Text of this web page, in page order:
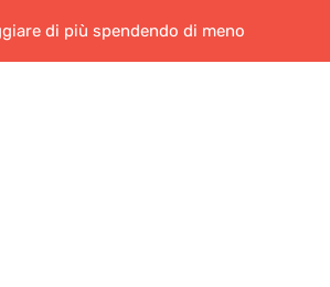
di più spendendo di meno